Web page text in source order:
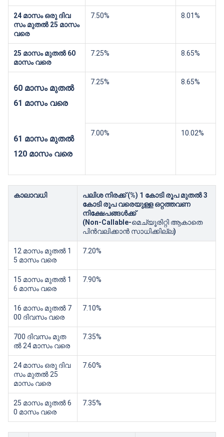
24 മാസം ഒരു ദിവ
സം മുതല്‍ 25 മാസം
വരെ
7.50% 8.01%
25 മാസം മുതൽ 60
മാസം വരെ
7.25% 8.65%
60 മാസം മുതല്‍
61 മാസം വരെ
61 മാസം മുതല്‍
120 മാസം വരെ
7.25% 8.65%
7.00% 10.02%
കാലാവധി
പലിശ നിരക്ക് (%) 1 കോടി രൂപ മുതല്‍ 3
കോടി രൂപ വരെയുള്ള ഒറ്റത്തവണ
നിക്ഷേപങ്ങള്‍ക്ക്‌
(Non-Callable-മെച്യൂരിറ്റി ആകാതെ
പിന്‍വലിക്കാന്‍ സാധിക്കില്ല)
12 മാസം മുതൽ 1
5 മാസം വരെ
7.20%
15 മാസം മുതൽ 1
6 മാസം വരെ
7.90%
16 മാസം മുതല്‍ 7
00 ദിവസം വരെ
7.10%
700 ദിവസം മുത
ൽ 24 മാസം വരെ
7.35%
24 മാസം ഒരു ദിവ
സം മുതല്‍ 25
മാസം വരെ
7.60%
25 മാസം മുതൽ 6
0 മാസം വരെ
7.35%